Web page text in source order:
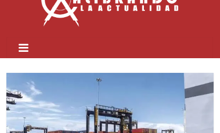
César Fernández acusa al Gobierno de presentar logros que no
reflejan la realidad económica